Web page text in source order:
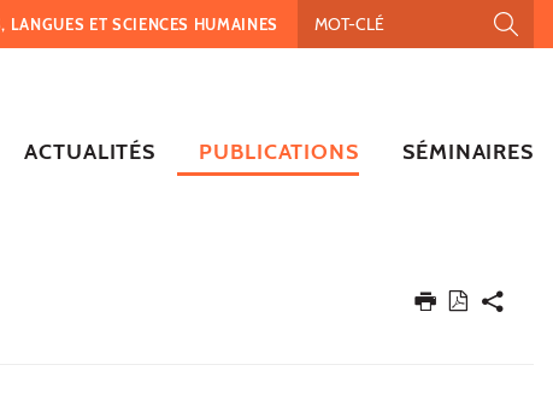
LANGUES ET SCIENCES HUMAINES
ACTUALITÉS PUBLICATIONS SÉMINAIRES